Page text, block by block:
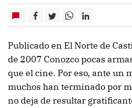
Publicado en El Norte de
de 2007 Conozco pocas
que el cine. Por eso, ante un
muchos han terminado por
no deja de resultar